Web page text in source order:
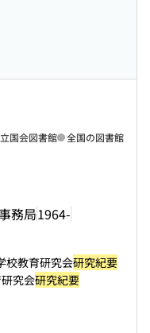
務局1964-
国会図書館 全国の図書館
校教育研究会研究紀要
究会研究紀要